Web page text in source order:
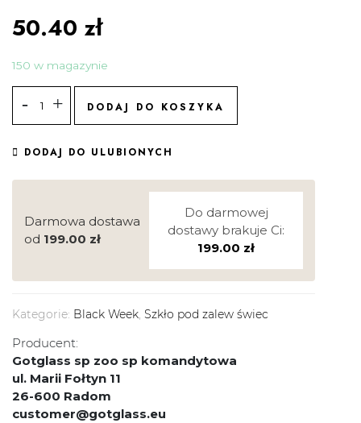
50.40 zł
150 w magazynie
DODAJ DO KOSZYKA
DODAJ DO ULUBIONYCH
Darmowa dostawa
od 199.00 zł
Do darmowej
dostawy brakuje Ci:
199.00 zł
Kategorie: Black Week, Szkło pod zalew świec
Producent:
Gotglass sp zoo sp komandytowa
ul. Marii Fołtyn 11
26-600 Radom
customer@gotglass.eu